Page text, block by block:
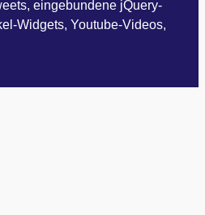
eingebundene jQuery-
Widgets, Youtube-Videos,